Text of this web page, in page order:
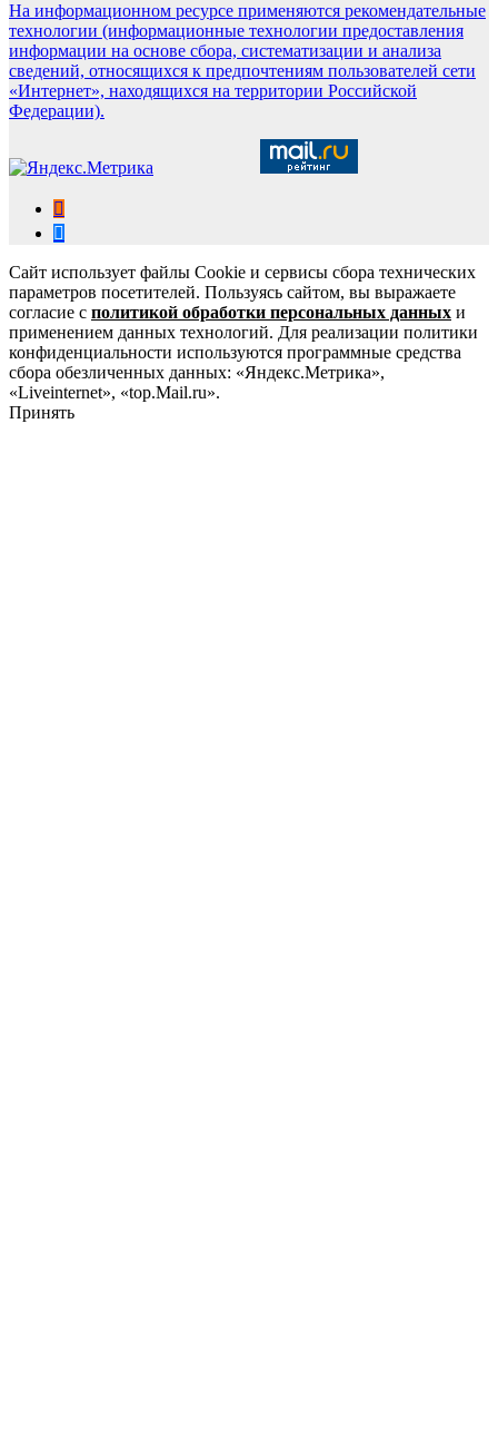
На информационном ресурсе применяются рекомендательные
технологии (информационные технологии предоставления
информации на основе сбора, систематизации и анализа
сведений, относящихся к предпочтениям пользователей сети
«Интернет», находящихся на территории Российской
Федерации).
Сайт использует файлы Cookie и сервисы сбора технических
параметров посетителей. Пользуясь сайтом, вы выражаете
согласие с политикой обработки персональных данных и
применением данных технологий. Для реализации политики
конфиденциальности используются программные средства
сбора обезличенных данных: «Яндекс.Метрика»,
«Liveinternet», «top.Mail.ru».
Принять